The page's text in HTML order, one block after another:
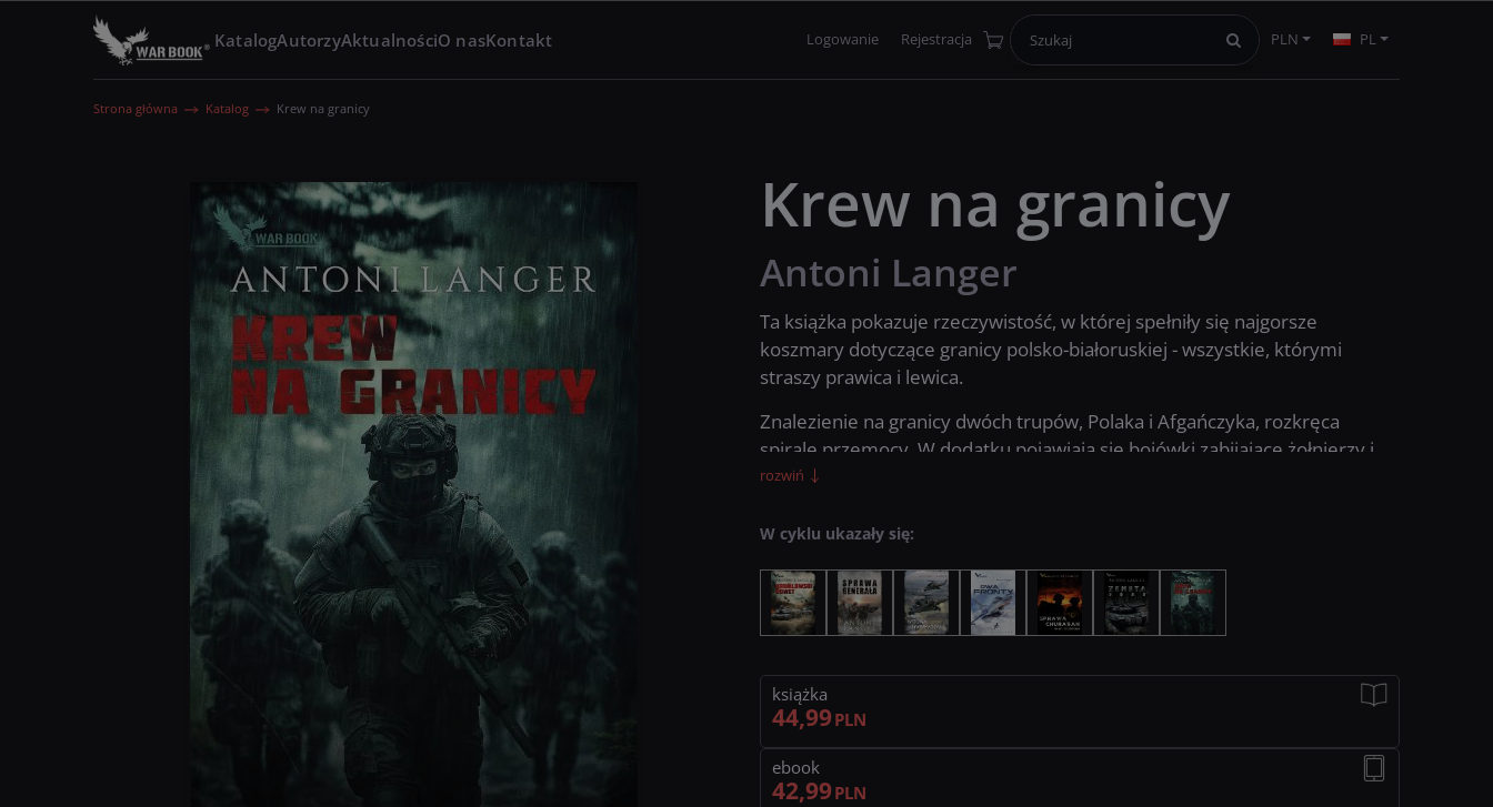
KatalogAutorzyAktualnościO nasKontakt Logowanie Rejestracja PLN PL
Strona główna Katalog Krew na granicy
Krew na granicy
Antoni Langer
Ta książka pokazuje rzeczywistość, w której spełniły się najgorsze
koszmary dotyczące granicy polsko-białoruskiej - wszystkie, którymi
straszy prawica i lewica.
Znalezienie na granicy dwóch trupów, Polaka i Afgańczyka, rozkręca
spiralę przemocy. W dodatku pojawiają się bojówki zabijające żołnierzy i
nacjonaliści mordujący policjanta, a inspiratorem tragicznych wydarzeń
W tej rzeczywistości musi się odnaleźć komandor Agata Adamczewska –
doświadczona żołnierka z trudną przeszłością. Czy uda jej się
zidentyfikować zagrożenia i ludzi, którzy za nimi stoją? Czy ta wiedza
wystarczy, by się przed nimi obronić?
rozwiń
W cyklu ukazały się:
książka
44,99PLN
ebook
42,99PLN